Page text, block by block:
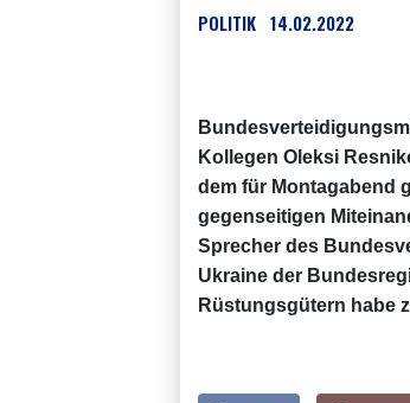
POLITIK 14.02.2022
Kollegen Oleksi
dem für Montagabend
gegenseitigen
Sprecher des
Ukraine der
Rüstungsgütern habe